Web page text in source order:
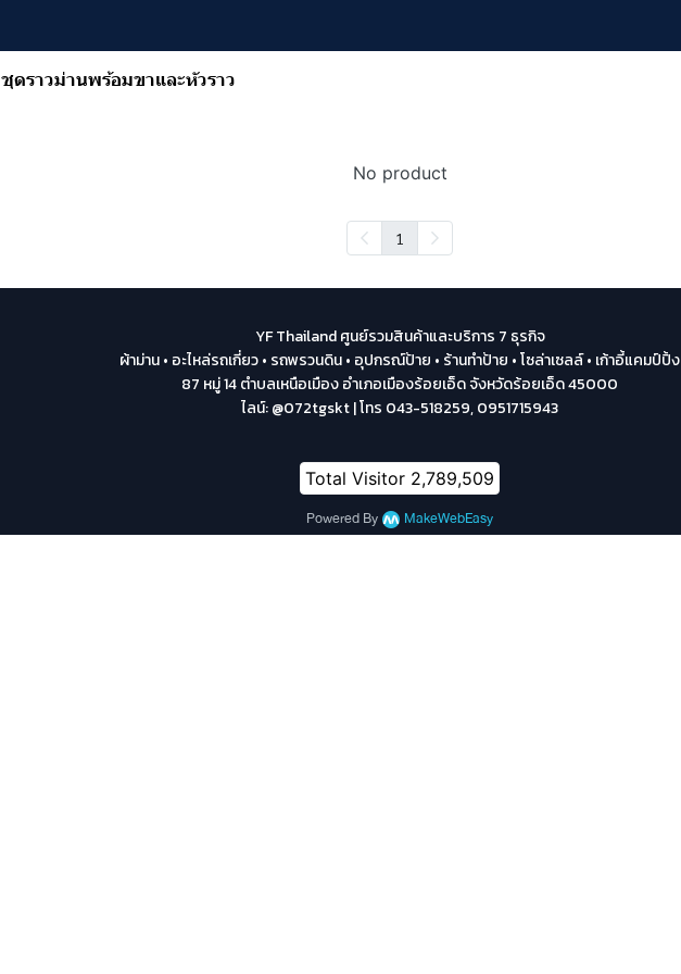
ชุดราวม่านพร้อมขาและหัวราว
No product
1
YF Thailand ศูนย์รวมสินค้าและบริการ 7 ธุรกิจ
ผ้าม่าน • อะไหล่รถเกี่ยว • รถพรวนดิน • อุปกรณ์ป้าย • ร้านทำป้าย • โซล่าเซลล์ • เก้าอี้แคมป์ปิ้ง
87 หมู่ 14 ตำบลเหนือเมือง อำเภอเมืองร้อยเอ็ด จังหวัดร้อยเอ็ด 45000
ไลน์: @072tgskt | โทร 043-518259, 0951715943
Total Visitor 2,789,509
Powered By MakeWebEasy